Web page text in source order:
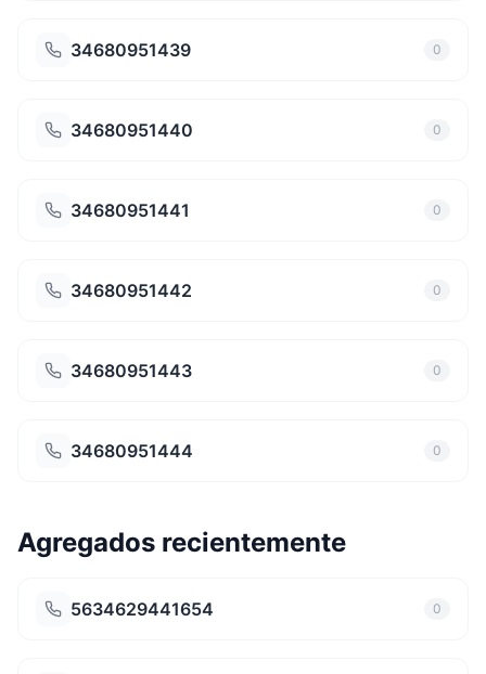
34680951439 0
34680951440 0
34680951441 0
34680951442 0
34680951443 0
34680951444 0
Agregados recientemente
5634629441654 0